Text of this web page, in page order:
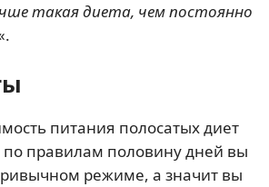
такая диета, чем постоянно
питания полосатых диет
по правилам половину дней вы
режиме, а значит вы